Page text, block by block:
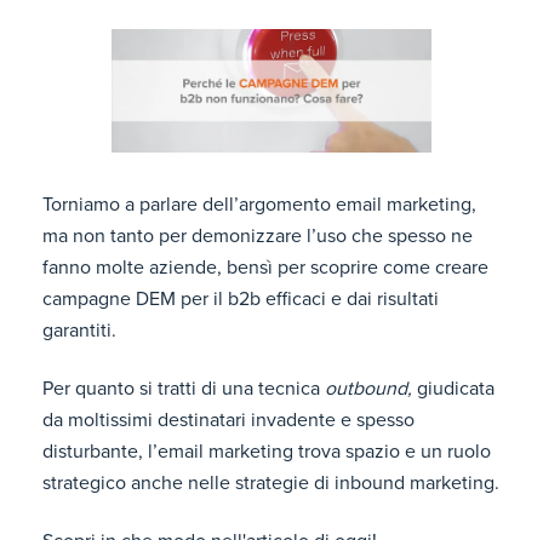
Torniamo a parlare dell’argomento email marketing,
ma non tanto per demonizzare l’uso che spesso ne
fanno molte aziende, bensì per scoprire come creare
campagne DEM per il b2b efficaci e dai risultati
garantiti.
Per quanto si tratti di una tecnica outbound, giudicata
da moltissimi destinatari invadente e spesso
disturbante, l’email marketing trova spazio e un ruolo
strategico anche nelle strategie di inbound marketing.